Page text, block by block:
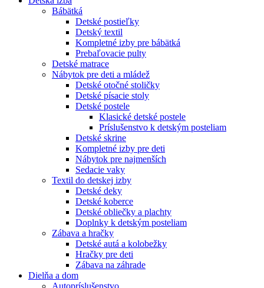
Bábätká
Detské postieľky
Detský textil
Kompletné izby pre bábätká
Prebaľovacie pulty
Detské matrace
Nábytok pre deti a mládež
Detské otočné stoličky
Detské písacie stoly
Detské postele
Klasické detské postele
Príslušenstvo k detským posteliam
Detské skrine
Kompletné izby pre deti
Nábytok pre najmenších
Sedacie vaky
Textil do detskej izby
Detské deky
Detské koberce
Detské obliečky a plachty
Doplnky k detským posteliam
Zábava a hračky
Detské autá a kolobežky
Hračky pre deti
Zábava na záhrade
Dielňa a dom
Autopríslušenstvo